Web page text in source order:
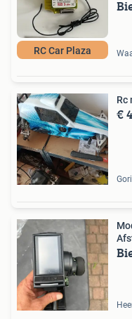
RC Car Plaza
Rc
€